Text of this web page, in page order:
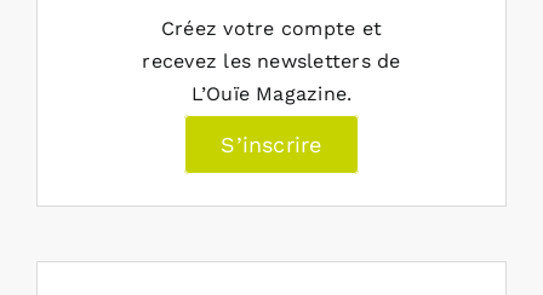
Créez votre compte et
recevez les newsletters de
L’Ouïe Magazine.
S’inscrire